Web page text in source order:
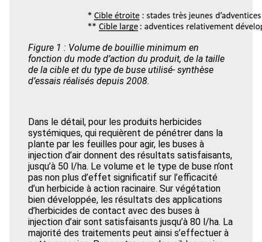
Figure 1 : Volume de bouillie minimum en
fonction du mode d’action du produit, de la taille
de la cible et du type de buse utilisé- synthèse
d’essais réalisés depuis 2008.
Dans le détail, pour les produits herbicides
systémiques, qui requièrent de pénétrer dans la
plante par les feuilles pour agir, les buses à
injection d’air donnent des résultats satisfaisants,
jusqu’à 50 l/ha. Le volume et le type de buse n’ont
pas non plus d’effet significatif sur l’efficacité
d’un herbicide à action racinaire. Sur végétation
bien développée, les résultats des applications
d’herbicides de contact avec des buses à
injection d’air sont satisfaisants jusqu’à 80 l/ha. La
majorité des traitements peut ainsi s’effectuer à